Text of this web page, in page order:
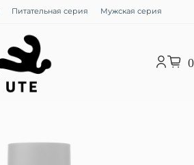
Питательная серия Мужская серия
0